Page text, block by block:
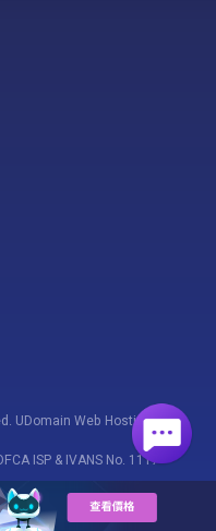
UDomain Web Hosting
ISP & IVANS No. 1117